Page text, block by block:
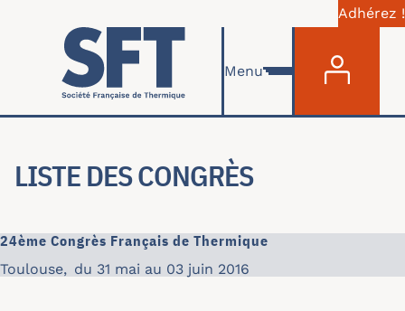
Aller au contenu principal
Adhérez !
Menu
LISTE DES CONGRÈS
24ème Congrès Français de Thermique
Toulouse, du 31 mai au 03 juin 2016